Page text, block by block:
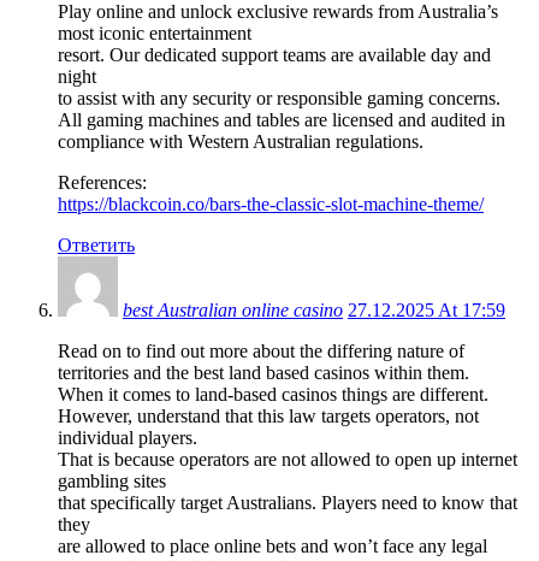
Play online and unlock exclusive rewards from Australia’s
most iconic entertainment
resort. Our dedicated support teams are available day and
night
to assist with any security or responsible gaming concerns.
All gaming machines and tables are licensed and audited in
compliance with Western Australian regulations.
References:
https://blackcoin.co/bars-the-classic-slot-machine-theme/
Ответить
best Australian online casino 27.12.2025 At 17:59
Read on to find out more about the differing nature of
territories and the best land based casinos within them.
When it comes to land-based casinos things are different.
However, understand that this law targets operators, not
individual players.
That is because operators are not allowed to open up internet
gambling sites
that specifically target Australians. Players need to know that
they
are allowed to place online bets and won’t face any legal